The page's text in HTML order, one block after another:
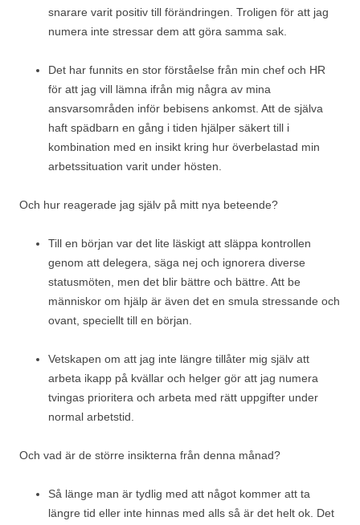
snarare varit positiv till förändringen. Troligen för att jag
numera inte stressar dem att göra samma sak.
Det har funnits en stor förståelse från min chef och HR
för att jag vill lämna ifrån mig några av mina
ansvarsområden inför bebisens ankomst. Att de själva
haft spädbarn en gång i tiden hjälper säkert till i
kombination med en insikt kring hur överbelastad min
arbetssituation varit under hösten.
Och hur reagerade jag själv på mitt nya beteende?
Till en början var det lite läskigt att släppa kontrollen
genom att delegera, säga nej och ignorera diverse
statusmöten, men det blir bättre och bättre. Att be
människor om hjälp är även det en smula stressande och
ovant, speciellt till en början.
Vetskapen om att jag inte längre tillåter mig själv att
arbeta ikapp på kvällar och helger gör att jag numera
tvingas prioritera och arbeta med rätt uppgifter under
normal arbetstid.
Och vad är de större insikterna från denna månad?
Så länge man är tydlig med att något kommer att ta
längre tid eller inte hinnas med alls så är det helt ok. Det